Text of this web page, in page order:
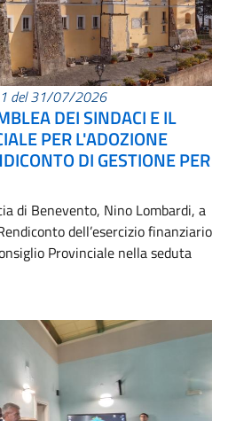
del 31/07/2026
DEI SINDACI E IL
PER L'ADOZIONE
DI GESTIONE PER
di Benevento, Nino Lombardi, a
dell’esercizio finanziario
Provinciale nella seduta